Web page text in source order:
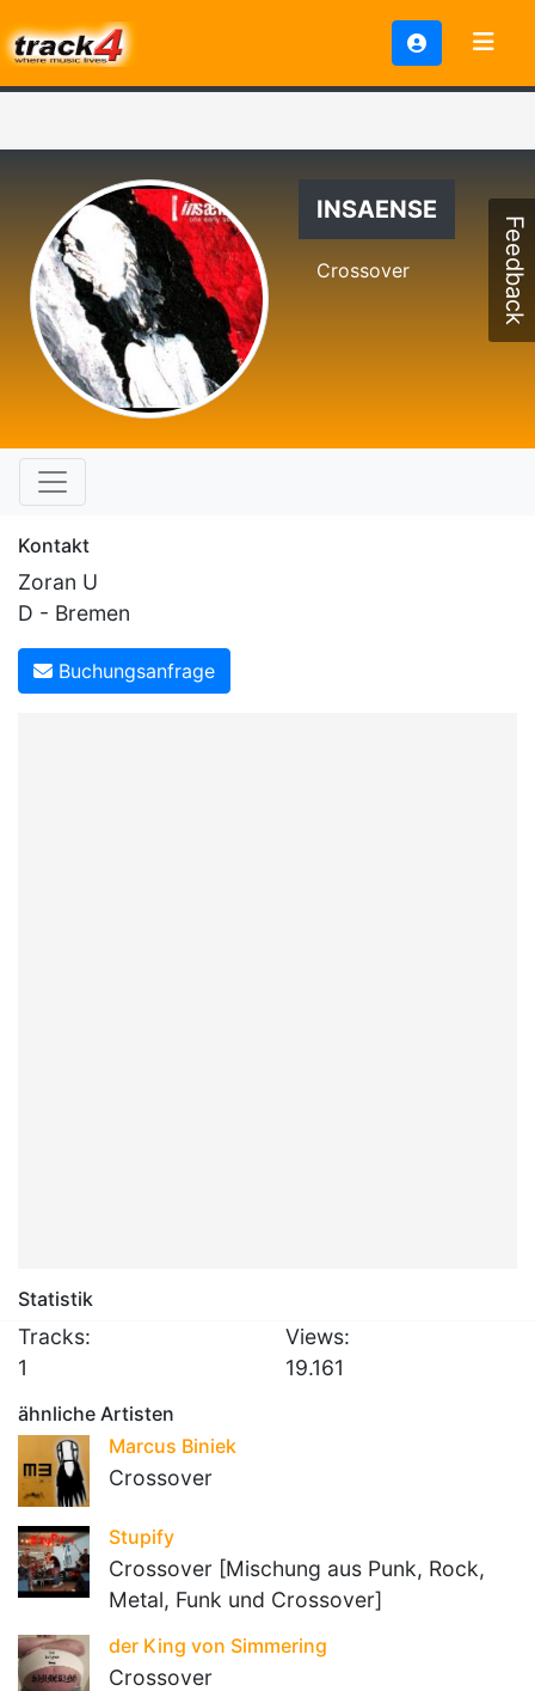
INSAENSE
Crossover
Kontakt
Zoran U
D - Bremen
Buchungsanfrage
Statistik
Tracks:
1
Views:
19.161
ähnliche Artisten
Marcus Biniek
Crossover
Stupify
Crossover [Mischung aus Punk, Rock,
Metal, Funk und Crossover]
der King von Simmering
Crossover
Feedback